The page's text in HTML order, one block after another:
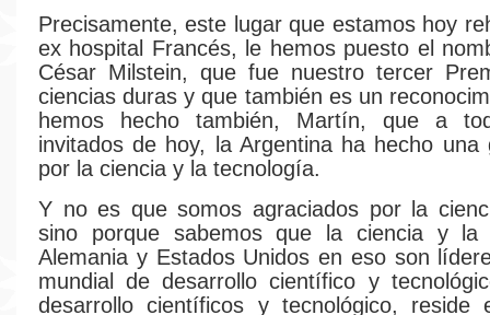
Precisamente, este lugar que estamos hoy
ex hospital Francés, le hemos puesto el
César Milstein, que fue nuestro tercer
ciencias duras y que también es un
hemos hecho también, Martín, que a
invitados de hoy, la Argentina ha hecho una
por la ciencia y la tecnología.
Y no es que somos agraciados por la
sino porque sabemos que la ciencia y la
Alemania y Estados Unidos en eso son
mundial de desarrollo científico y
desarrollo científicos y tecnológico, reside